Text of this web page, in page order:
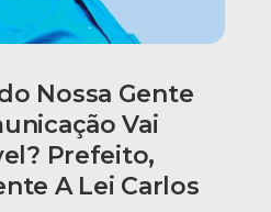
Nossa Gente
Vai
Prefeito,
A Lei Carlos